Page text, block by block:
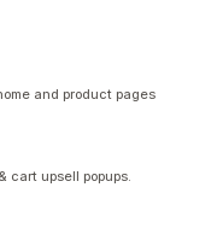
and product pages
cart upsell popups.